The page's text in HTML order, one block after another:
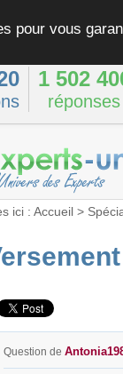
pour vous
1 502
réponses
ici : Accueil>
Question de